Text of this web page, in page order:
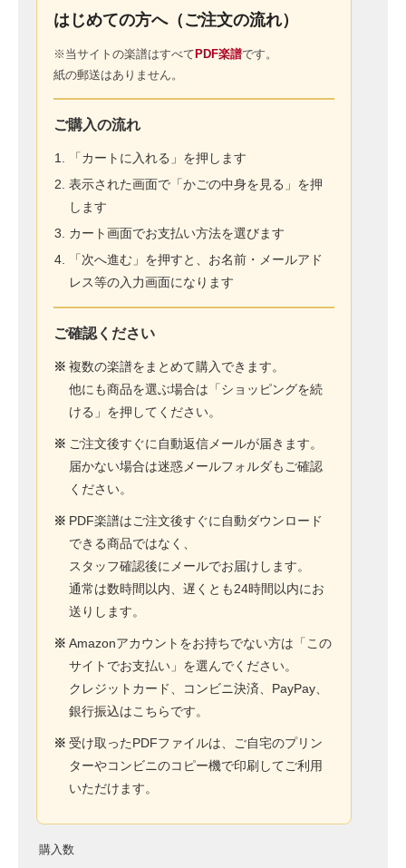
はじめての方へ（ご注文の流れ）
※当サイトの楽譜はすべてPDF楽譜です。
紙の郵送はありません。
ご購入の流れ
「カートに入れる」を押します
表示された画面で「かごの中身を見る」を押
します
カート画面でお支払い方法を選びます
「次へ進む」を押すと、お名前・メールアド
レス等の入力画面になります
ご確認ください
※ 複数の楽譜をまとめて購入できます。
他にも商品を選ぶ場合は「ショッピングを続
ける」を押してください。
※ ご注文後すぐに自動返信メールが届きます。
届かない場合は迷惑メールフォルダもご確認
ください。
※ PDF楽譜はご注文後すぐに自動ダウンロード
できる商品ではなく、
スタッフ確認後にメールでお届けします。
通常は数時間以内、遅くとも24時間以内にお
送りします。
※ Amazonアカウントをお持ちでない方は「この
サイトでお支払い」を選んでください。
クレジットカード、コンビニ決済、PayPay、
銀行振込はこちらです。
※ 受け取ったPDFファイルは、ご自宅のプリン
ターやコンビニのコピー機で印刷してご利用
いただけます。
購入数